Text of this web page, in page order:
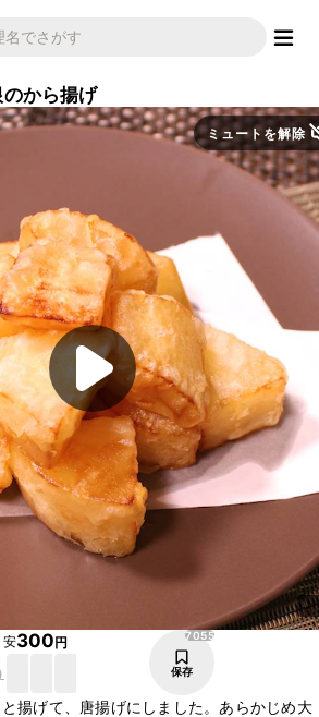
から揚げ
ミュートを解除
安300円 7055
保存
揚げて、唐揚げにしました。あらかじめ大